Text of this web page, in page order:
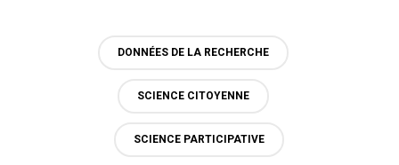
DONNÉES DE LA RECHERCHE
SCIENCE CITOYENNE
SCIENCE PARTICIPATIVE